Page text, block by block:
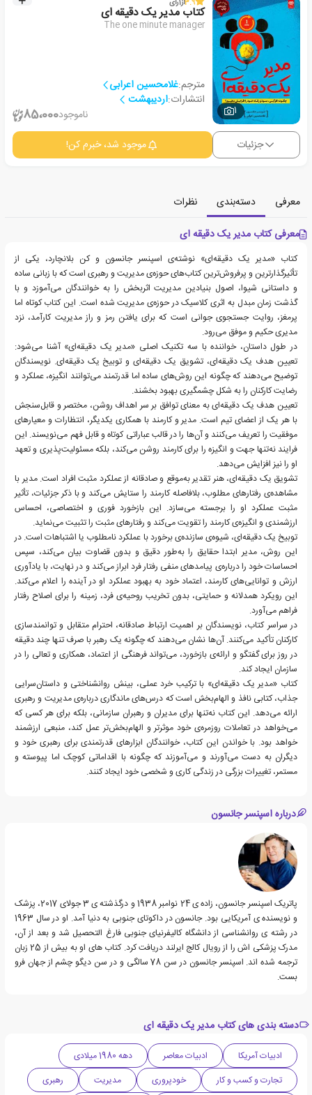
1
3.9از1رأی
کتاب مدیر یک دقیقه ای
The one minute manager
مترجم:غلامحسین اعرابی
انتشارات:اردیبهشت
ناموجود85،000
جزئیات موجود شد، خبرم کن!
معرفی دسته‌بندی
نظرات
معرفی کتاب مدیر یک دقیقه ای
کتاب «مدیر یک دقیقه‌ای» نوشته‌ی اسپنسر جانسون و کن بلانچارد، یکی از
تأثیرگذارترین و پرفروش‌ترین کتاب‌های حوزه‌ی مدیریت و رهبری است که با زبانی ساده
و داستانی شیوا، اصول بنیادین مدیریت اثربخش را به خوانندگان می‌آموزد و با
گذشت زمان مبدل به اثری کلاسیک در حوزه‌ی مدیریت شده است. این کتاب کوتاه اما
پرمغز، روایت جستجوی جوانی است که برای یافتن رمز و راز مدیریت کارآمد، نزد
مدیری حکیم و موفق می‌رود.
در طول داستان، خواننده با سه تکنیک اصلی «مدیر یک دقیقه‌ای» آشنا می‌شود:
تعیین هدف یک دقیقه‌ای، تشویق یک دقیقه‌ای و توبیخ یک دقیقه‌ای. نویسندگان
توضیح می‌دهند که چگونه این روش‌های ساده اما قدرتمند می‌توانند انگیزه، عملکرد و
رضایت کارکنان را به شکل چشمگیری بهبود بخشند.
تعیین هدف یک دقیقه‌ای به معنای توافق بر سر اهداف روشن، مختصر و قابل‌سنجش
با هر یک از اعضای تیم است. مدیر و کارمند با همکاری یکدیگر، انتظارات و معیارهای
موفقیت را تعریف می‌کنند و آن‌ها را در قالب عباراتی کوتاه و قابل فهم می‌نویسند. این
فرایند نه‌تنها جهت و انگیزه را برای کارمند روشن می‌کند، بلکه مسئولیت‌پذیری و تعهد
او را نیز افزایش می‌دهد.
تشویق یک دقیقه‌ای، هنر تقدیر به‌موقع و صادقانه از عملکرد مثبت افراد است. مدیر با
مشاهده‌ی رفتارهای مطلوب، بلافاصله کارمند را ستایش می‌کند و با ذکر جزئیات، تأثیر
مثبت عملکرد او را برجسته می‌سازد. این بازخورد فوری و اختصاصی، احساس
ارزشمندی و انگیزه‌ی کارمند را تقویت می‌کند و رفتارهای مثبت را تثبیت می‌نماید.
توبیخ یک دقیقه‌ای، شیوه‌ی سازنده‌ی برخورد با عملکرد نامطلوب یا اشتباهات است. در
این روش، مدیر ابتدا حقایق را به‌طور دقیق و بدون قضاوت بیان می‌کند، سپس
احساسات خود را درباره‌ی پیامدهای منفی رفتار فرد ابراز می‌کند و در نهایت، با یادآوری
ارزش و توانایی‌های کارمند، اعتماد خود به بهبود عملکرد او در آینده را اعلام می‌کند.
این رویکرد همدلانه و حمایتی، بدون تخریب روحیه‌ی فرد، زمینه را برای اصلاح رفتار
فراهم می‌آورد.
در سراسر کتاب، نویسندگان بر اهمیت ارتباط صادقانه، احترام متقابل و توانمندسازی
کارکنان تأکید می‌کنند. آن‌ها نشان می‌دهند که چگونه یک رهبر با صرف تنها چند دقیقه
در روز برای گفتگو و ارائه‌ی بازخورد، می‌تواند فرهنگی از اعتماد، همکاری و تعالی را در
سازمان ایجاد کند.
کتاب «مدیر یک دقیقه‌ای» با ترکیب خرد عملی، بینش روانشناختی و داستان‌سرایی
جذاب، کتابی نافذ و الهام‌بخش است که درس‌های ماندگاری درباره‌ی مدیریت و رهبری
ارائه می‌دهد. این کتاب نه‌تنها برای مدیران و رهبران سازمانی، بلکه برای هر کسی که
می‌خواهد در تعاملات روزمره‌ی خود موثرتر و الهام‌بخش‌تر عمل کند، منبعی ارزشمند
خواهد بود. با خواندن این کتاب، خوانندگان ابزارهای قدرتمندی برای رهبری خود و
دیگران به دست می‌آورند و می‌آموزند که چگونه با اقداماتی کوچک اما پیوسته و
مستمر، تغییرات بزرگی در زندگی کاری و شخصی خود ایجاد کنند.
درباره اسپنسر جانسون
پاتریک اسپنسر جانسون، زاده ی 24 نوامبر 1938 و درگذشته ی 3 جولای 2017، پزشک
و نویسنده ی آمریکایی بود. جانسون در داکوتای جنوبی به دنیا آمد. او در سال 1963
در رشته ی روانشناسی از دانشگاه کالیفرنیای جنوبی فارغ التحصیل شد و بعد از آن،
مدرک پزشکی اش را از رویال کالج ایرلند دریافت کرد. کتاب های او به بیش از 25 زبان
ترجمه شده اند. اسپنسر جانسون در سن 78 سالگی و در سن دیگو چشم از جهان فرو
بست.
دسته بندی های کتاب مدیر یک دقیقه ای
ادبیات آمریکا ادبیات معاصر
دهه 1980 میلادی
تجارت و کسب و کار
خودپروری مدیریت
رهبری